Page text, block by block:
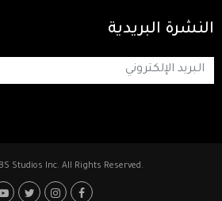
النشرة البريدية
Studios Inc. All Rights Reserved.
Footer: Social Media